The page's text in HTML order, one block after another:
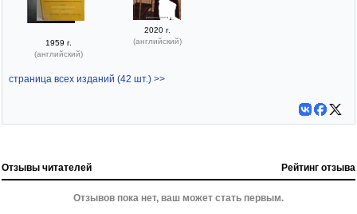
1959 г.
(английский)
2020 г.
(английский)
страница всех изданий (42 шт.) >>
Отзывы читателей Рейтинг отзыва
Отзывов пока нет, ваш может стать первым.